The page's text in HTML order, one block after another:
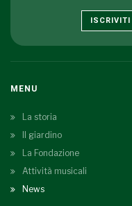
ISCRIVITI
MENU
La storia
Il giardino
La Fondazione
Attività musicali
News